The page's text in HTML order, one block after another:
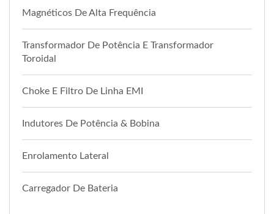
Magnéticos De Alta Frequência
Transformador De Potência E Transformador
Toroidal
Choke E Filtro De Linha EMI
Indutores De Potência & Bobina
Enrolamento Lateral
Carregador De Bateria